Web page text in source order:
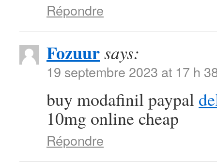
Répondre
Fozuursays:
19 septembre 2023 at 17 h
buy modafinil paypal
10mg online cheap
Répondre